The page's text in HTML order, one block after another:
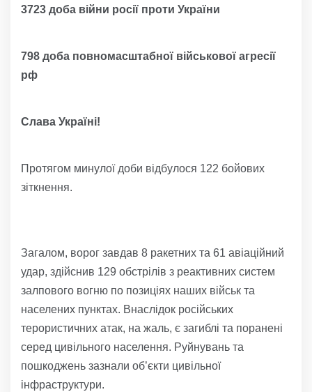
3723 доба війни росії проти України
798 доба повномасштабної військової агресії
рф
Слава Україні!
Протягом минулої доби відбулося 122 бойових
зіткнення.
Загалом, ворог завдав 8 ракетних та 61 авіаційний
удар, здійснив 129 обстрілів з реактивних систем
залпового вогню по позиціях наших військ та
населених пунктах. Внаслідок російських
терористичних атак, на жаль, є загиблі та поранені
серед цивільного населення. Руйнувань та
пошкоджень зазнали об’єкти цивільної
інфраструктури.